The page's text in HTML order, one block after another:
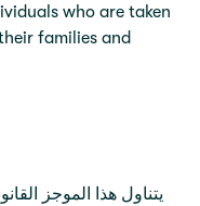
who are taken
families and
يتناول هذا الموجز